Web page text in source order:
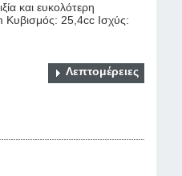
και ευκολότερη
25,4cc Ισχύς:
Λεπτομέρειες